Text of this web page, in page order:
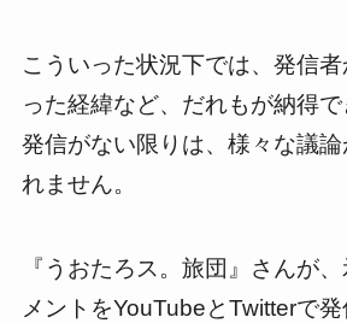
こういった状況下では、発信
った経緯など、だれもが納得
発信がない限りは、様々な議
れません。
『うおたろス。旅団』さんが
メントをYouTubeとTwitterで発